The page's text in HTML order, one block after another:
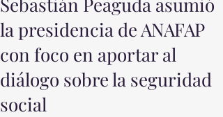
la presidencia de ANAFAP
con foco en aportar al
diálogo sobre la seguridad
social